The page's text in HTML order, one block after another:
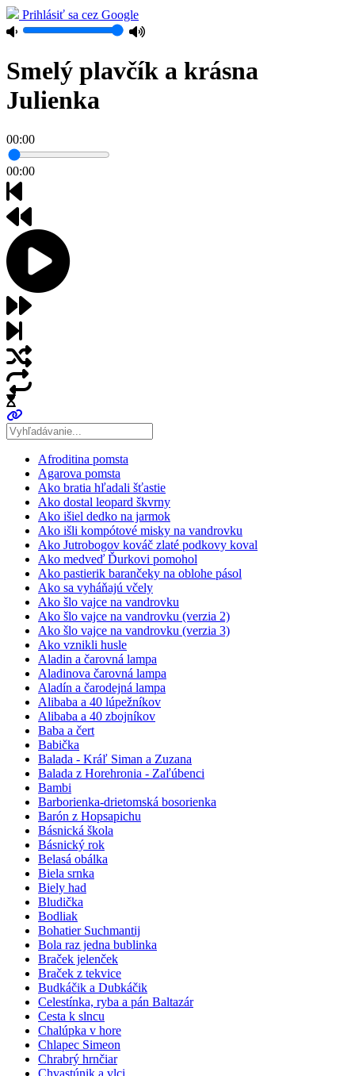
Prihlásiť sa cez Google
Smelý plavčík a krásna
Julienka
00:00
00:00
Afroditina pomsta
Agarova pomsta
Ako bratia hľadali šťastie
Ako dostal leopard škvrny
Ako išiel dedko na jarmok
Ako išli kompótové misky na vandrovku
Ako Jutrobogov kováč zlaté podkovy koval
Ako medveď Ďurkovi pomohol
Ako pastierik barančeky na oblohe pásol
Ako sa vyháňajú včely
Ako šlo vajce na vandrovku
Ako šlo vajce na vandrovku (verzia 2)
Ako šlo vajce na vandrovku (verzia 3)
Ako vznikli husle
Aladin a čarovná lampa
Aladinova čarovná lampa
Aladín a čarodejná lampa
Alibaba a 40 lúpežníkov
Alibaba a 40 zbojníkov
Baba a čert
Babička
Balada - Kráľ Siman a Zuzana
Balada z Horehronia - Zaľúbenci
Bambi
Barborienka-drietomská bosorienka
Barón z Hopsapichu
Básnická škola
Básnický rok
Belasá obálka
Biela srnka
Biely had
Bludička
Bodliak
Bohatier Suchmantij
Bola raz jedna bublinka
Braček jelenček
Braček z tekvice
Budkáčik a Dubkáčik
Celestínka, ryba a pán Baltazár
Cesta k slncu
Chalúpka v hore
Chlapec Simeon
Chrabrý hrnčiar
Chvastúnik a vlci